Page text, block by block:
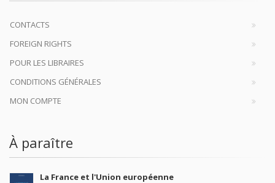
CONTACTS
FOREIGN RIGHTS
POUR LES LIBRAIRES
CONDITIONS GÉNÉRALES
MON COMPTE
À paraître
La France et l'Union européenne